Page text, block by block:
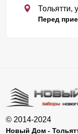
Тольятти,
Перед
© 2014-2024
Новый Дом -